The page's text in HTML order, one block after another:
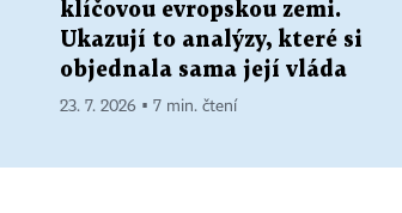
klíčovou evropskou zemi.
Ukazují to analýzy, které si
objednala sama její vláda
23. 7. 2026 ▪ 7 min. čtení